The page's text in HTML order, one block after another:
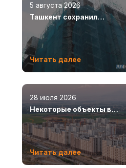
5 августа 2026
Ташкент сохранил
лидерство по объемам
строительства
Читать далее
28 июля 2026
Некоторые объекты в
Новом Ташкенте откроют
уже в этом году
Читать далее